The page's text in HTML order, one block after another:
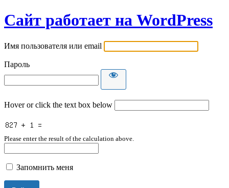
Сайт работает на WordPress
Имя пользователя или email
Пароль
Hover or click the text box below
Please enter the result of the calculation above.
Запомнить меня